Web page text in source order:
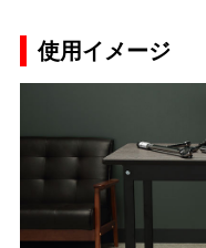
使用イメージ